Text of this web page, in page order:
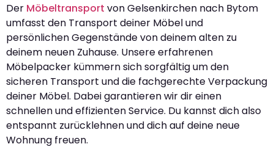
Der Möbeltransport von Gelsenkirchen nach Bytom
umfasst den Transport deiner Möbel und
persönlichen Gegenstände von deinem alten zu
deinem neuen Zuhause. Unsere erfahrenen
Möbelpacker kümmern sich sorgfältig um den
sicheren Transport und die fachgerechte Verpackung
deiner Möbel. Dabei garantieren wir dir einen
schnellen und effizienten Service. Du kannst dich also
entspannt zurücklehnen und dich auf deine neue
Wohnung freuen.